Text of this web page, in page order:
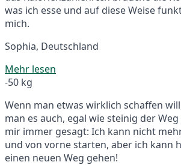
was ich esse und auf diese Weise
mich.
Sophia, Deutschland
Mehr lesen
-50 kg
Wenn man etwas wirklich schaffen
man es auch, egal wie steinig der
mir immer gesagt: Ich kann nicht
und von vorne starten, aber ich kann
einen neuen Weg gehen!